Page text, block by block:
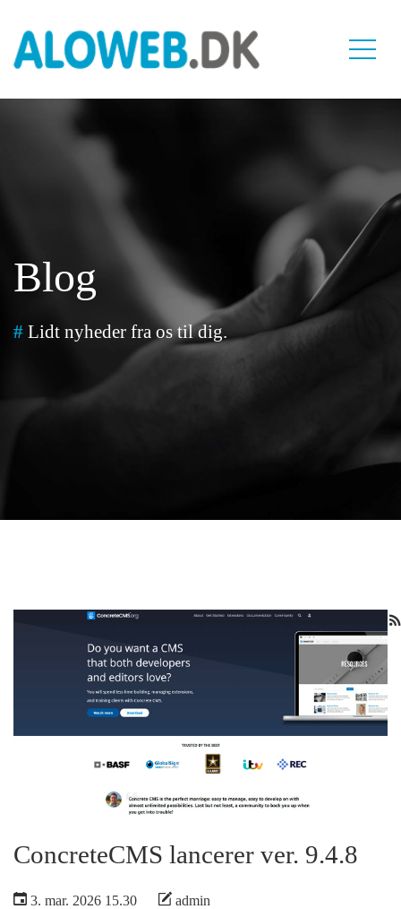
Blog
# Lidt nyheder fra os til dig.
ConcreteCMS lancerer ver. 9.4.8
3. mar. 2026 15.30 admin